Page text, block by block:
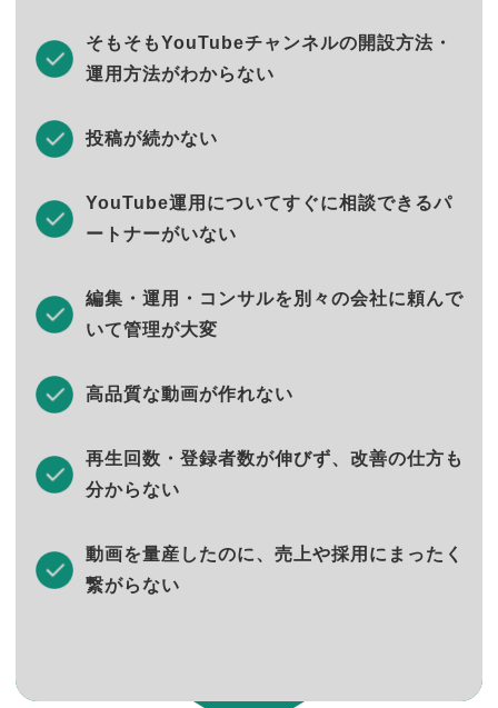
そもそもYouTubeチャンネルの開設方法・
運用方法がわからない
投稿が続かない
YouTube運用についてすぐに相談できるパ
ートナーがいない
編集・運用・コンサルを別々の会社に頼んで
いて管理が大変
高品質な動画が作れない
再生回数・登録者数が伸びず、改善の仕方も
分からない
動画を量産したのに、売上や採用にまったく
繋がらない